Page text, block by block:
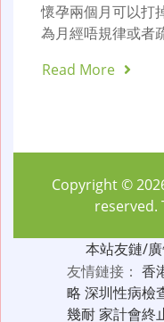
懷孕兩個月可以打
為月經唔規律或
Read More
Copyright ©
reserved.
本站友鏈/
友情鏈接： 香
略 深圳性病檢
幾耐家計會終